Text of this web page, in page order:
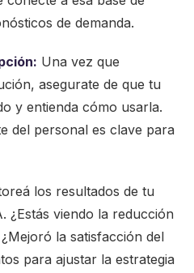
de demanda.
Una vez que
asegurate de que tu
y entienda cómo usarla.
del personal es clave para
los resultados de tu
¿Estás viendo la reducción
la satisfacción del
para ajustar la estrategia